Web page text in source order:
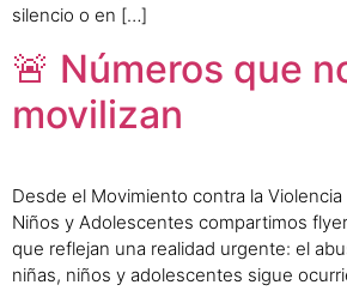
silencio o en […]
🚨 Números que
movilizan
Desde el Movimiento contra la Violencia
Niños y Adolescentes compartimos
que reflejan una realidad urgente: el
niñas, niños y adolescentes sigue